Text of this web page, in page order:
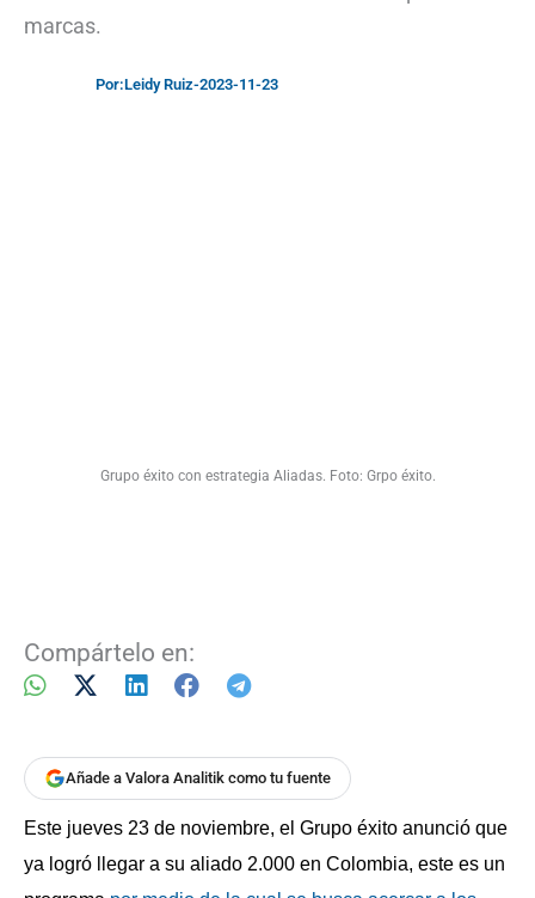
marcas.
Por:Leidy Ruiz-2023-11-23
Grupo éxito con estrategia Aliadas. Foto: Grpo éxito.
Compártelo en:
Añade a Valora Analitik como tu fuente
Este jueves 23 de noviembre, el Grupo éxito anunció que
ya logró llegar a su aliado 2.000 en Colombia, este es un